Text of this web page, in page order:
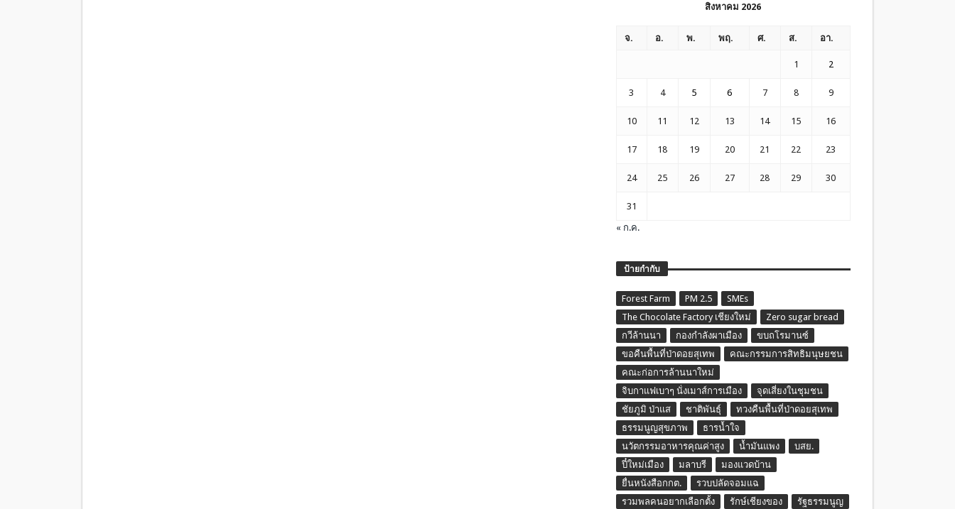
สิงหาคม 2026
จ. อ. พ. พฤ. ศ. ส. อา.
1 2
3 4 5 6 7 8 9
10 11 12 13 14 15 16
17 18 19 20 21 22 23
24 25 26 27 28 29 30
31
« ก.ค.
ป้ายกำกับ
Forest Farm PM 2.5
SMEs
The Chocolate Factory เชียงใหม่
Zero sugar bread
กวีล้านนา
กองกำลังผาเมือง
ขบถโรมานซ์
ขอคืนพื้นที่ป่าดอยสุเทพ
คณะกรรมการสิทธิมนุษยชน
คณะก่อการล้านนาใหม่
จิบกาแฟเบาๆ นั่งเมาส์การเมือง
จุดเสี่ยงในชุมชน
ชัยภูมิ ป่าแส
ชาติพันธุ์
ทวงคืนพื้นที่ป่าดอยสุเทพ
ธรรมนูญสุขภาพ
ธารน้ำใจ
นวัตกรรมอาหารคุณค่าสูง
น้ำมันแพง
บสย.
ปี๋ใหม่เมือง
มลาบรี
มองแวดบ้าน
ยื่นหนังสือกกต.
รวบปลัดจอมแฉ
รวมพลคนอยากเลือกตั้ง
รักษ์เชียงของ รัฐธรรมนูญ